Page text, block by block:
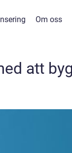
Om oss
att